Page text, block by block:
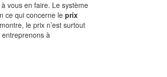
vous en faire. Le système
ce qui concerne leprix
le prix n’est surtout
à